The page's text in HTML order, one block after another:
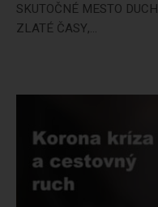
SKUTOČNÉ MESTO
ZLATÉ ČASY,...